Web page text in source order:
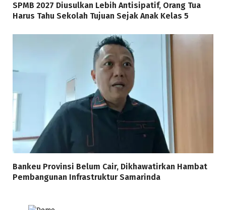
SPMB 2027 Diusulkan Lebih Antisipatif, Orang Tua
Harus Tahu Sekolah Tujuan Sejak Anak Kelas 5
Bankeu Provinsi Belum Cair, Dikhawatirkan Hambat
Pembangunan Infrastruktur Samarinda